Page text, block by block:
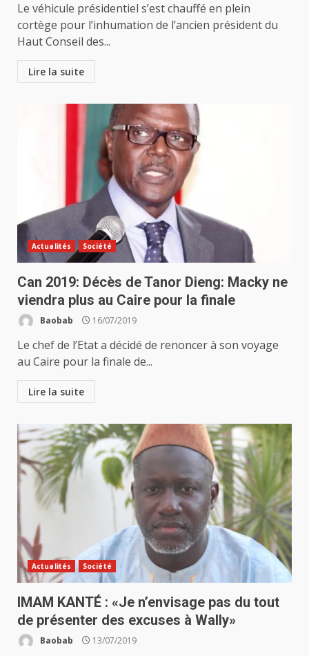
Le véhicule présidentiel s’est chauffé en plein
cortège pour l’inhumation de l’ancien président du
Haut Conseil des...
Lire la suite
Actualités Société
Can 2019: Décès de Tanor Dieng: Macky ne
viendra plus au Caire pour la finale
Baobab 16/07/2019
Le chef de l’Etat a décidé de renoncer à son voyage
au Caire pour la finale de...
Lire la suite
Actualités Société
IMAM KANTÉ : «Je n’envisage pas du tout
de présenter des excuses à Wally»
Baobab 13/07/2019